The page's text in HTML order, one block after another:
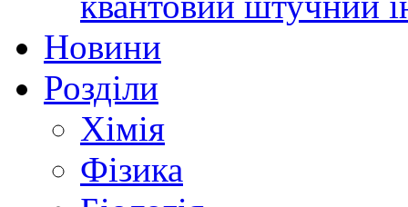
Новини
Розділи
Хімія
Фізика